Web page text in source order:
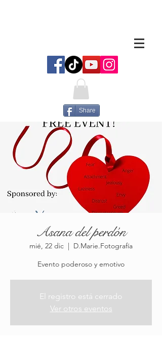
Share
Asana del perdón
mié, 22 dic
  |
D.Marie.Fotografía
Evento poderoso y emotivo
El registro está cerrado
Ver otros eventos